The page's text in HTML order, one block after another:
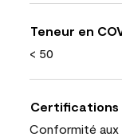
Teneur en
< 50
Certifications
Conformité aux